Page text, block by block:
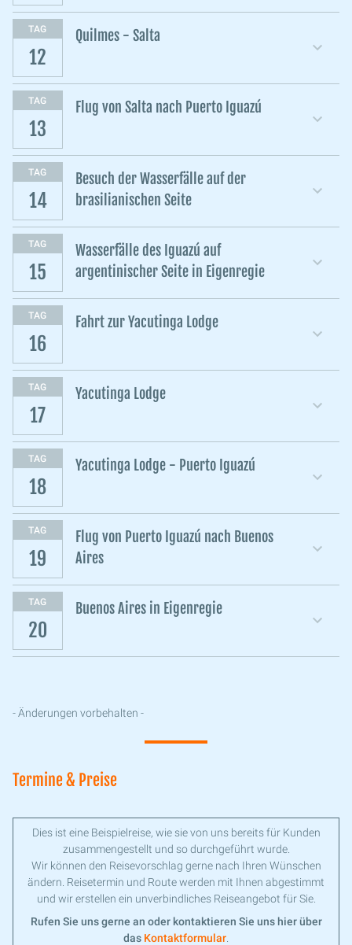
TAG
12
Quilmes - Salta
TAG
13
Flug von Salta nach Puerto Iguazú
TAG
14
Besuch der Wasserfälle auf der
brasilianischen Seite
TAG
15
Wasserfälle des Iguazú auf
argentinischer Seite in Eigenregie
TAG
16
Fahrt zur Yacutinga Lodge
TAG
17
Yacutinga Lodge
TAG
18
Yacutinga Lodge - Puerto Iguazú
TAG
19
Flug von Puerto Iguazú nach Buenos
Aires
TAG
20
Buenos Aires in Eigenregie
- Änderungen vorbehalten -
Termine & Preise
Dies ist eine Beispielreise, wie sie von uns bereits für Kunden
zusammengestellt und so durchgeführt wurde.
Wir können den Reisevorschlag gerne nach Ihren Wünschen
ändern. Reisetermin und Route werden mit Ihnen abgestimmt
und wir erstellen ein unverbindliches Reiseangebot für Sie.
Rufen Sie uns gerne an oder kontaktieren Sie uns hier über
das Kontaktformular